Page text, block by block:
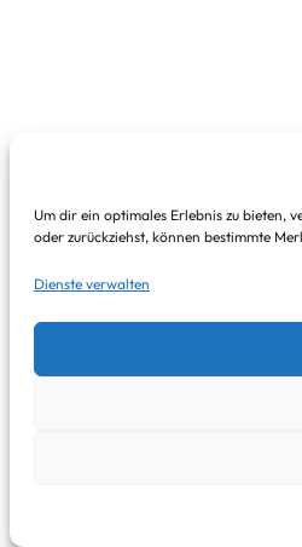
Um dir ein optimales Erlebnis zu bieten,
oder zurückziehst, können bestimmte
Dienste verwalten